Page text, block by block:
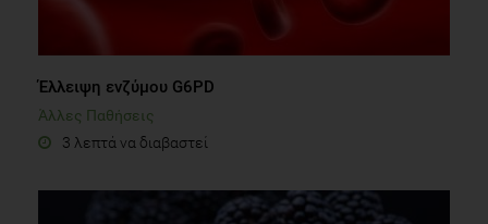
Έλλειψη ενζύμου G6PD
Άλλες Παθήσεις
3 λεπτά να διαβαστεί